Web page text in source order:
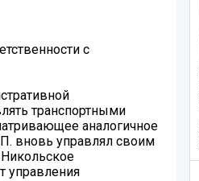
с
транспортными
аналогичное
вновь управлял своим
управления